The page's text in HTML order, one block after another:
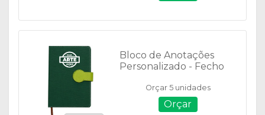
Bloco de Anotações
Personalizado - Fecho
Orçar 5 unidades
Orçar